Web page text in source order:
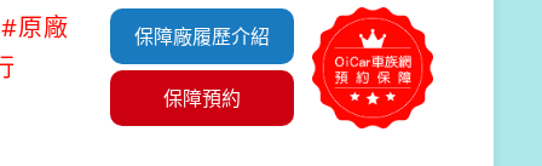
原廠
保障廠履歷介紹
保障預約